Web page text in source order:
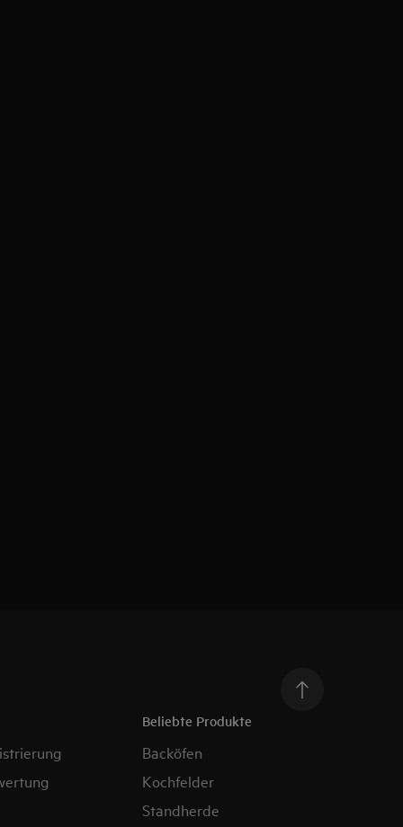
Beliebte Produkte
Backöfen
Kochfelder
Standherde